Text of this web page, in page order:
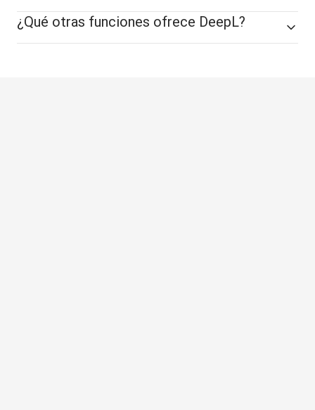
¿Qué otras funciones ofrece DeepL?